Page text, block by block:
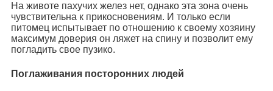
На животе пахучих желез нет, однако эта зона очень
чувствительна к прикосновениям. И только если
питомец испытывает по отношению к своему хозяину
максимум доверия он ляжет на спину и позволит ему
погладить свое пузико.
Поглаживания посторонних людей